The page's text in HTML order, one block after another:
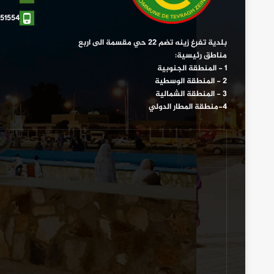
بلدية تفرغ زينه تضم 22 حي مقسمة الى اربع
مناطق رئيسية:
1 - المنطقة الجنوبية
2 - المنطقة الوسطية
3 - المنطقة الشمالية
4-منطقة المطار الدولي